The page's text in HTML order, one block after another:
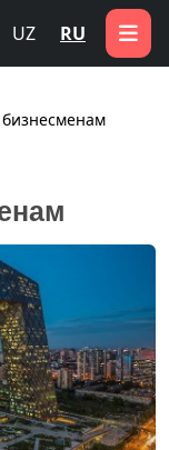
UZ RU